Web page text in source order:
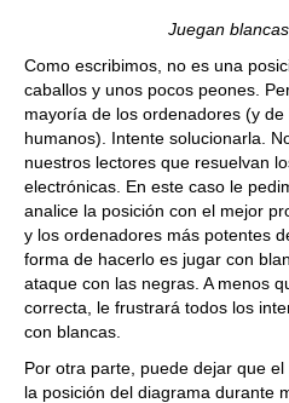
Juegan
Como escribimos, no es una
caballos y unos pocos peones.
mayoría de los ordenadores (y
humanos). Intente solucionarla.
nuestros lectores que resuelvan
electrónicas. En este caso le
analice la posición con el mejor
y los ordenadores más potentes
forma de hacerlo es jugar con
ataque con las negras. A menos
correcta, le frustrará todos los
con blancas.
Por otra parte, puede dejar que
la posición del diagrama durante